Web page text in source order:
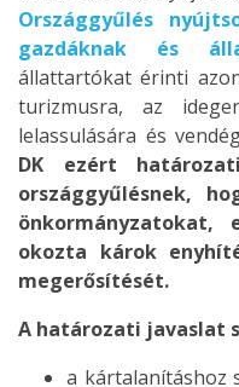
Országgyűlés
gazdáknak és
állattartókat érinti
turizmusra, az
lelassulására és
DK ezért
országgyűlésnek,
okozta károk
megerősítését.
A határozati javaslat
a kártalanításhoz